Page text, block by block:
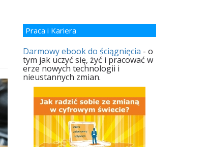
Praca i Kariera
Darmowy ebook do ściągnięcia - o
tym jak uczyć się, żyć i pracować w
erze nowych technologii i
nieustannych zmian.